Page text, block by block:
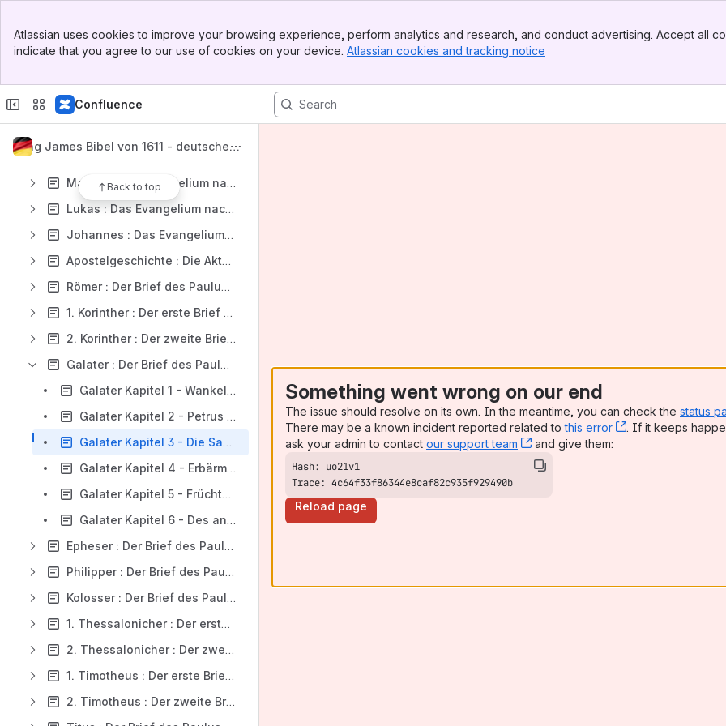
Top Bar
Sidebar
Atlassian uses cookies to improve your browsing experience, perform analytics and research, and conduct advertising. Accept all
indicate that you agree to our use of cookies on your device. Atlassian cookies and tracking notice
Confluence
King James Bibel von 1611 - deutsche Ü
Back to top
Impressum
Vorwort der deutschen Ausgabe
Markus : Das Evangelium nach Sankt Markus
Lukas : Das Evangelium nach Sankt Lukas
Johannes : Das Evangelium nach Sankt Johannes
Apostelgeschichte : Die Akte der Apostel
Römer : Der Brief des Paulus dem Apostel an die Römer
1. Korinther : Der erste Brief des Apostel Paulus an die Korinther
2. Korinther : Der zweite Brief des Apostel Paulus an die Korinther
Galater : Der Brief des Paulus an die Galater
Galater Kapitel 1 - Wankelmut
Galater Kapitel 2 - Petrus getadelt
Galater Kapitel 3 - Die Saat Abrahams
Galater Kapitel 4 - Erbärmliche Anfänge; Freie und Gebundene
Galater Kapitel 5 - Früchte von Fleisch und Geist
Galater Kapitel 6 - Des anderen Last
Epheser : Der Brief des Paulus dem Apostel an die Epheser
Philipper : Der Brief des Paulus dem Apostel an die Philipper
Kolosser : Der Brief des Paulus dem Apostel an die Kolosser
1. Thessalonicher : Der erste Brief des Paulus dem Apostel an die Thessalonicher
2. Thessalonicher : Der zweite Brief des Paulus dem Apostel an die Thessalonicher
1. Timotheus : Der erste Brief des Apostel Paulus an Timotheus
2. Timotheus : Der zweite Brief des Apostel Paulus an Timotheus
Something went wrong on our end
The issue should resolve on its own. In the meantime, you can check the status
There may be a known incident reported related tothis error , (opens new
. If it keeps
ask your admin to contact our support team , (opens new window)
and give them:
Trace: 4c64f33f86344e8caf82c935f929490b
Reload page